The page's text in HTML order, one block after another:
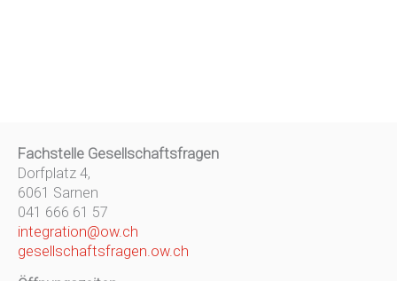
Fachstelle Gesellschaftsfragen
Dorfplatz 4,
6061 Sarnen
041 666 61 57
integration@ow.ch
gesellschaftsfragen.ow.ch